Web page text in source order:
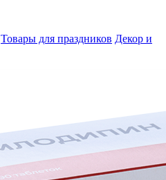
Товары для праздников Декор и